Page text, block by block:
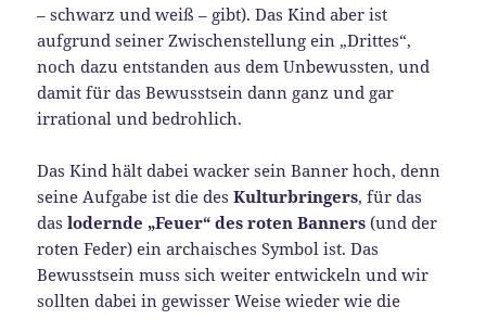
– schwarz und weiß – gibt). Das Kind aber ist
aufgrund seiner Zwischenstellung ein „Drittes“,
noch dazu entstanden aus dem Unbewussten, und
damit für das Bewusstsein dann ganz und gar
irrational und bedrohlich.
Das Kind hält dabei wacker sein Banner hoch, denn
seine Aufgabe ist die desKulturbringers, für das
daslodernde „Feuer“ des roten Banners (und der
roten Feder) ein archaisches Symbol ist. Das
Bewusstsein muss sich weiter entwickeln und wir
sollten dabei in gewisser Weise wieder wie die